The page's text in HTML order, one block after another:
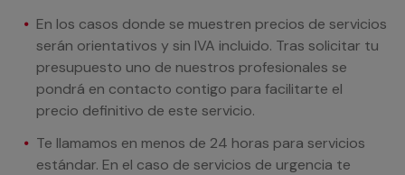
En los casos donde se muestren precios de servicios
serán orientativos y sin IVA incluido. Tras solicitar tu
presupuesto uno de nuestros profesionales se
pondrá en contacto contigo para facilitarte el
precio definitivo de este servicio.
Te llamamos en menos de 24 horas para servicios
estándar. En el caso de servicios de urgencia te